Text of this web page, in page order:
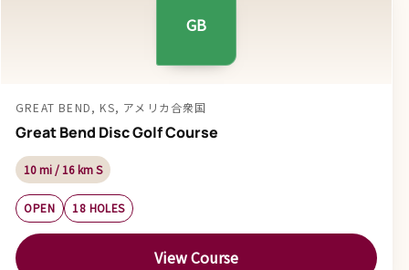
GB
GREAT BEND, KS, アメリカ合衆国
Great Bend Disc Golf Course
10 mi / 16 km S
OPEN 18 HOLES
View Course